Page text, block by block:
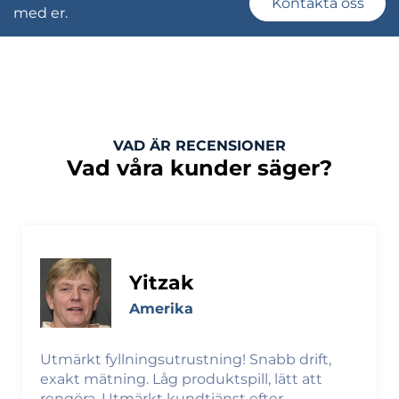
med er.
Kontakta oss
VAD ÄR RECENSIONER
Vad våra kunder säger?
Yitzak
Amerika
Utmärkt fyllningsutrustning! Snabb drift,
exakt mätning. Låg produktspill, lätt att